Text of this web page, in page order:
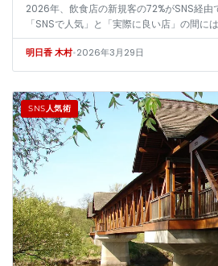
2026年、飲食店の新規客の72%がSNS経由
「SNSで人気」と「実際に良い店」の間に
間で数百店舗を分析した筆者が、バズに惑
見…
明日香 木村•2026年3月29日
SNS人気術